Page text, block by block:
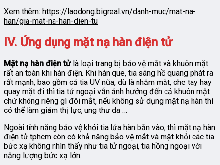
Xem thêm: https://laodong.bigreal.vn/danh-muc/mat-na-
han/gia-mat-na-han-dien-tu
IV. Ứng dụng mặt nạ hàn điện tử
Mặt nạ hàn điện tửlà loại trang bị bảo vệ mắt và khuôn mặt
rất an toàn khi hàn điện. Khi hàn que, tia sáng hồ quang phát ra
rất mạnh, bao gồm cả tia UV nữa, dù là nhắm mắt, che tay hay
quay mặt đi thì tia tử ngoại vẫn ảnh hưởng đến cả khuôn mặt
chứ không riêng gì đôi mắt, nếu không sử dụng mặt nạ hàn thì
có thể làm giảm thị lực, ung thư da …
Ngoài tính năng bảo vệ khỏi tia lửa hàn bắn vào, thì mặt nạ hàn
điện tử tphcm còn có khả năng bảo vệ mắt và mặt khỏi các tia
bức xạ không nhìn thấy như tia tử ngoại, tia hồng ngoại với
năng lượng bức xạ lớn.